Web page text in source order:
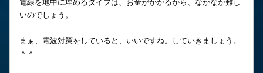
電線を地中に埋めるタイプは、お金がかかるから、なかなか難し
いのでしょう。
まぁ、電波対策をしていると、いいですね。していきましょう。
＾＾